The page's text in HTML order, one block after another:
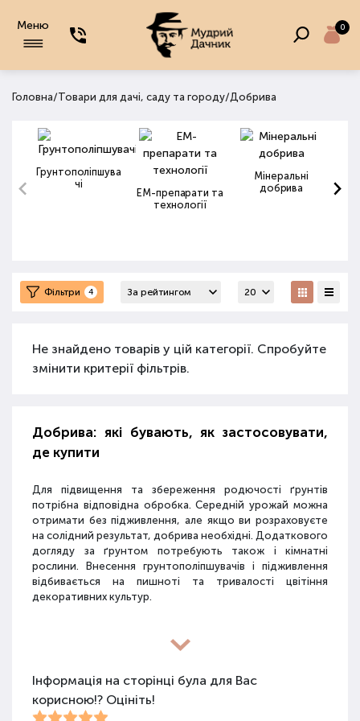
Меню 0
Головна/Товари для дачі, саду та городу/Добрива
Грунтополіпшува
чі
ЕМ-препарати та
технології
Мінеральні
добрива
Фільтри 4
Не знайдено товарів у цій категорії. Спробуйте
змінити критерії фільтрів.
Добрива: які бувають, як застосовувати,
де купити
Для підвищення та збереження родючості ґрунтів
потрібна відповідна обробка. Середній урожай можна
отримати без підживлення, але якщо ви розраховуєте
на солідний результат, добрива необхідні. Додаткового
догляду за ґрунтом потребують також і кімнатні
рослини. Внесення грунтополіпшувачів і підживлення
відбивається на пишноті та тривалості цвітіння
декоративних культур.
Різновиди засобів для покращення
Для покращення поживних якостей ґрунту
використовуються різні види засобів: мінеральні
Інформація на сторінці була для Вас
корисною!? Оцініть!